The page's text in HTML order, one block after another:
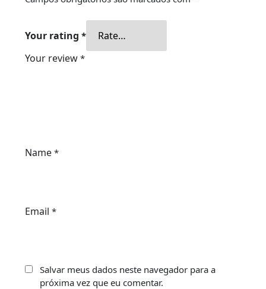
Your rating *
Your review *
Name *
Email *
Salvar meus dados neste navegador para a
próxima vez que eu comentar.